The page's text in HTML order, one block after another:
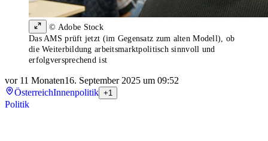
© Adobe Stock
Das AMS prüft jetzt (im Gegensatz zum alten Modell), ob
die Weiterbildung arbeitsmarktpolitisch sinnvoll und
erfolgversprechend ist
vor 11 Monaten16. September 2025 um 09:52
ÖsterreichInnenpolitik +1
Politik